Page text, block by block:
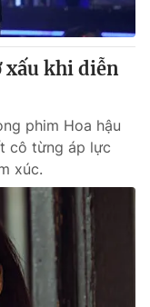
xấu khi diễn
phim Hoa hậu
cô từng áp lực
xúc.